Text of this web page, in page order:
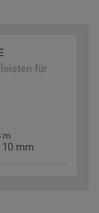
für
m
mm